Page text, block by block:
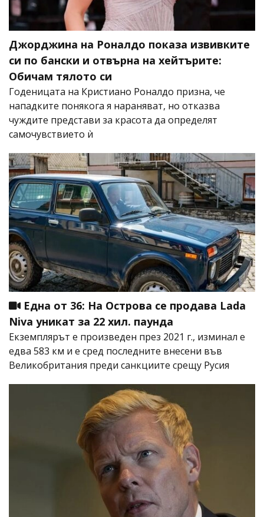
Джорджина на Роналдо показа извивките
си по бански и отвърна на хейтърите:
Обичам тялото си
Годеницата на Кристиано Роналдо призна, че
нападките понякога я нараняват, но отказва
чуждите представи за красота да определят
самочувствието ѝ
Една от 36: На Острова се продава Lada
Niva уникат за 22 хил. паунда
Екземплярът е произведен през 2021 г., изминал е
едва 583 км и е сред последните внесени във
Великобритания преди санкциите срещу Русия